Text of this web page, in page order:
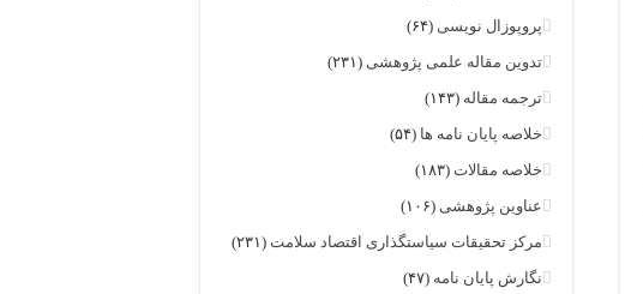
پروپوزال نویسی (۶۴)
تدوین مقاله علمی پژوهشی (۲۳۱)
ترجمه مقاله (۱۴۳)
خلاصه پایان نامه ها (۵۴)
خلاصه مقالات(۱۸۳)
عناوین پژوهشی (۱۰۶)
مرکز تحقیقات سیاستگذاری اقتصاد سلامت(۲۳۱)
نگارش پایان نامه (۴۷)